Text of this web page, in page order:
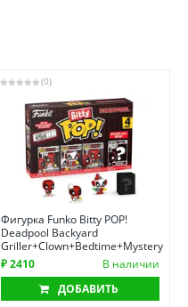
(0)
Фигурка Funko Bitty POP!
Deadpool Backyard
Griller+Clown+Bedtime+Mystery
₽ 2410
В наличии
ДОБАВИТЬ